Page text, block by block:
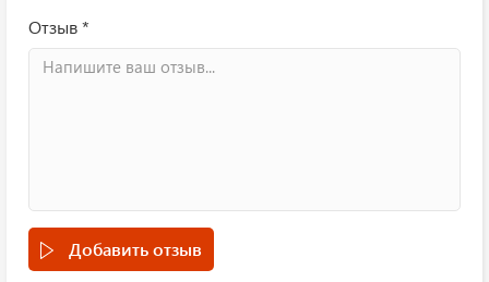
Отзыв *
Добавить отзыв